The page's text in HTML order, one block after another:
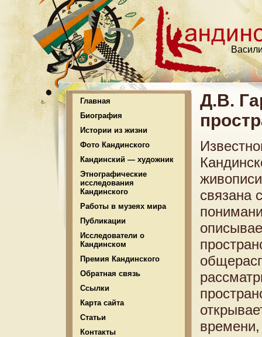
Главная
Биография
Истории из жизни
Фото Кандинского
Кандинский — художник
Этнографические
исследования
Кандинского
Работы в музеях мира
Публикации
Исследователи о
Кандинском
Премия Кандинского
Обратная связь
Ссылки
Карта сайта
Статьи
Контакты
Д.В.
связана